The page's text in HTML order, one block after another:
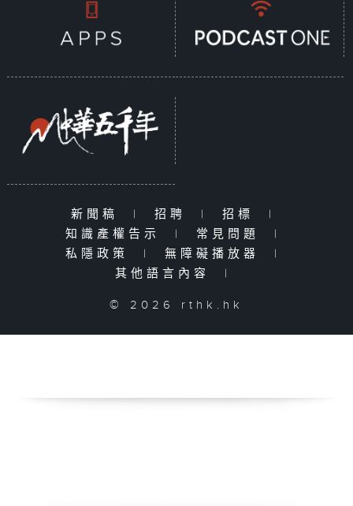
新聞稿 | 招聘 | 招標
|
知識產權告示
| 常見問題
|
私隱政策
| 無障礙播放器
|
其他語言內容
|
© 2026 rthk.hk